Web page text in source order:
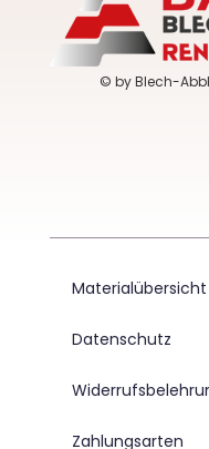
© by Blech-
Materialübersicht
Datenschutz
Zahlungsarten